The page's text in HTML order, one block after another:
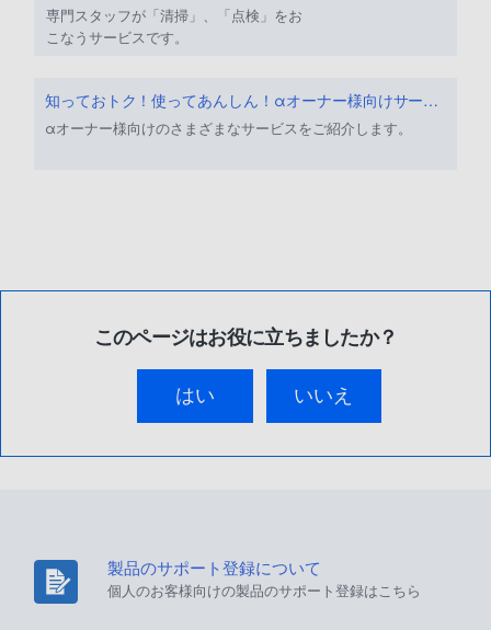
専門スタッフが「清掃」、「点検」をお
こなうサービスです。
知っておトク！使ってあんしん！αオーナー様向けサービス
αオーナー様向けのさまざまなサービスをご紹介します。
このページはお役に立ちましたか？
はい いいえ
製品のサポート登録について
個人のお客様向けの製品のサポート登録はこちら